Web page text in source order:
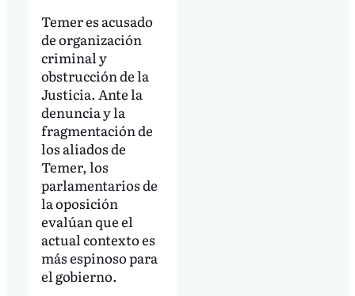
Temer es acusado
de organización
criminal y
obstrucción de la
Justicia. Ante la
denuncia y la
fragmentación de
los aliados de
Temer, los
parlamentarios de
la oposición
evalúan que el
actual contexto es
más espinoso para
el gobierno.